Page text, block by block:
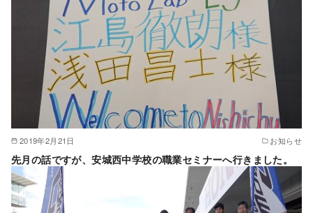
2019年2月21日 お知らせ
先月の話ですが、安城西中学校の職業セミナーへ行きました。